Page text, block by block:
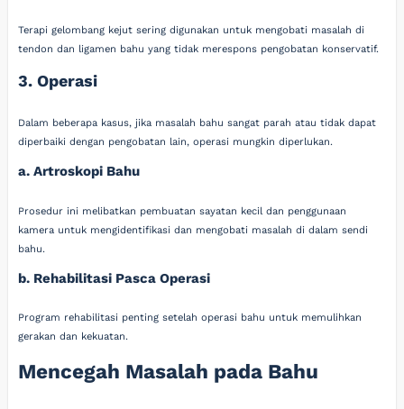
Terapi gelombang kejut sering digunakan untuk mengobati masalah di
tendon dan ligamen bahu yang tidak merespons pengobatan konservatif.
3. Operasi
Dalam beberapa kasus, jika masalah bahu sangat parah atau tidak dapat
diperbaiki dengan pengobatan lain, operasi mungkin diperlukan.
a. Artroskopi Bahu
Prosedur ini melibatkan pembuatan sayatan kecil dan penggunaan
kamera untuk mengidentifikasi dan mengobati masalah di dalam sendi
bahu.
b. Rehabilitasi Pasca Operasi
Program rehabilitasi penting setelah operasi bahu untuk memulihkan
gerakan dan kekuatan.
Mencegah Masalah pada Bahu